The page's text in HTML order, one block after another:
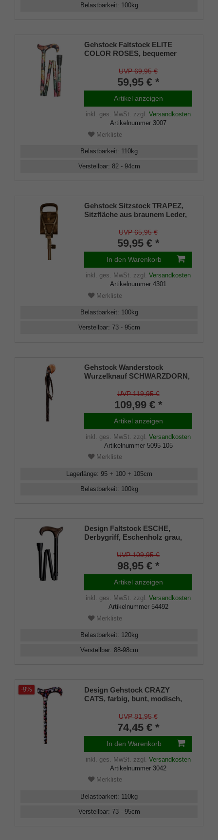
Belastbarkeit: 100kg
Gehstock Faltstock ELITE
COLOR ROSES, bequemer
floralem Rosenmuster,
aufgesetzt auf einen Stock aus
stabilem Leichtmetall,
höhenverstellbar, faltbar, inkl.
Puffer.
UVP 69,95 €
59,95 € *
Artikel anzeigen
inkl. ges. MwSt. zzgl. Versandkosten
Artikelnummer 3007
Merkliste
Belastbarkeit: 110kg
Verstellbar: 82 - 94cm
Gehstock Sitzstock TRAPEZ,
Sitzfläche aus braunem Leder,
Leichtmetall mit Leder
überzogen, Stock aus
Leichtmetall, höhenverstellbar,
Stahlspitze Tellerscheibe.
UVP 65,95 €
59,95 € *
In den Warenkorb
inkl. ges. MwSt. zzgl. Versandkosten
Artikelnummer 4301
Merkliste
Belastbarkeit: 100kg
Verstellbar: 73 - 95cm
Gehstock Wanderstock
Wurzelknauf SCHWARZDORN,
handpol., rindenecht
seidenmatt
lackiert,Tragschlaufe Leder,
Spitze Metall.
UVP 119,95 €
109,99 € *
Artikel anzeigen
inkl. ges. MwSt. zzgl. Versandkosten
Artikelnummer 5095-105
Merkliste
Lagerlänge: 95 + 100 + 105cm
Belastbarkeit: 100kg
Design Faltstock ESCHE,
Derbygriff, Eschenholz grau,
schwarz, verstellbar 88-98 cm,
faltbar, inkl. Gummipuffer
UVP 109,95 €
98,95 € *
Artikel anzeigen
inkl. ges. MwSt. zzgl. Versandkosten
Artikelnummer 54492
Merkliste
Belastbarkeit: 120kg
Verstellbar: 88-98cm
-9%
Design Gehstock CRAZY
CATS, farbig, bunt, modisch,
Leichtmetall, edler Chromring,
Damen und Herren, mit
Gummipuffer.
UVP 81,95 €
74,45 € *
In den Warenkorb
inkl. ges. MwSt. zzgl. Versandkosten
Artikelnummer 3042
Merkliste
Belastbarkeit: 110kg
Verstellbar: 73 - 95cm